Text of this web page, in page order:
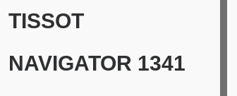
TISSOT
NAVIGATOR 1341